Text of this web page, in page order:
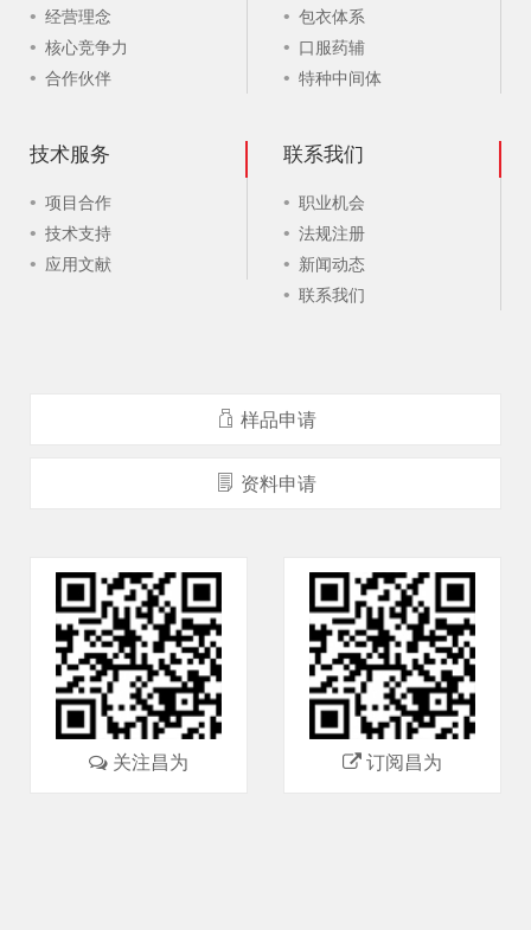
经营理念
核心竞争力
合作伙伴
包衣体系
口服药辅
特种中间体
技术服务
项目合作
技术支持
应用文献
联系我们
职业机会
法规注册
新闻动态
联系我们
样品申请
资料申请
关注昌为 订阅昌为